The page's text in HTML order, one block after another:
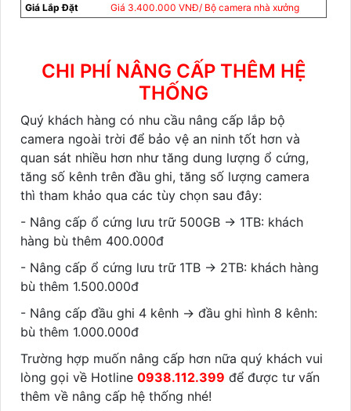
Giá Lắp Đặt
Giá 3.400.000 VNĐ/ Bộ camera nhà xưởng
CHI PHÍ NÂNG CẤP THÊM HỆ
THỐNG
Quý khách hàng có nhu cầu nâng cấp lắp bộ
camera ngoài trời để bảo vệ an ninh tốt hơn và
quan sát nhiều hơn như tăng dung lượng ổ cứng,
tăng số kênh trên đầu ghi, tăng số lượng camera
thì tham khảo qua các tùy chọn sau đây:
- Nâng cấp ổ cứng lưu trữ 500GB -> 1TB: khách
hàng bù thêm 400.000đ
- Nâng cấp ổ cứng lưu trữ 1TB -> 2TB: khách hàng
bù thêm 1.500.000đ
- Nâng cấp đầu ghi 4 kênh -> đầu ghi hình 8 kênh:
bù thêm 1.000.000đ
Trường hợp muốn nâng cấp hơn nữa quý khách vui
lòng gọi về Hotline 0938.112.399 để được tư vấn
thêm về nâng cấp hệ thống nhé!